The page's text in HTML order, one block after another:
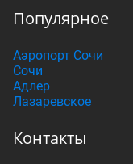
Популярное
Аэропорт Сочи
Сочи
Адлер
Лазаревское
Контакты